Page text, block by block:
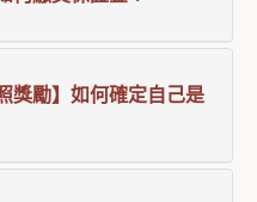
獎勵】如何確定自己是